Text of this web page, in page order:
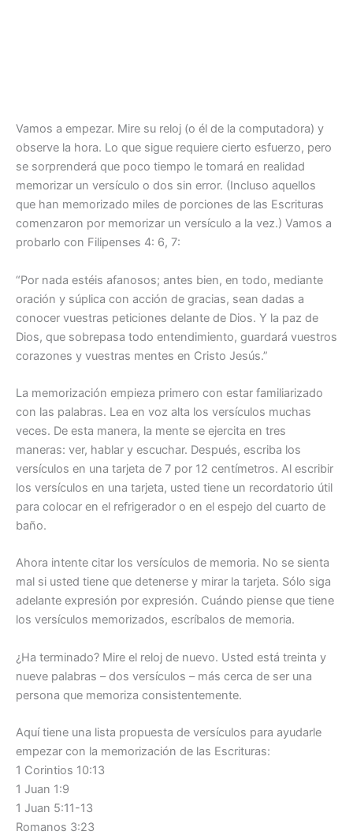
Vamos a empezar. Mire su reloj (o él de la computadora) y
observe la hora. Lo que sigue requiere cierto esfuerzo, pero
se sorprenderá que poco tiempo le tomará en realidad
memorizar un versículo o dos sin error. (Incluso aquellos
que han memorizado miles de porciones de las Escrituras
comenzaron por memorizar un versículo a la vez.) Vamos a
probarlo con Filipenses 4: 6, 7:
“Por nada estéis afanosos; antes bien, en todo, mediante
oración y súplica con acción de gracias, sean dadas a
conocer vuestras peticiones delante de Dios. Y la paz de
Dios, que sobrepasa todo entendimiento, guardará vuestros
corazones y vuestras mentes en Cristo Jesús.”
La memorización empieza primero con estar familiarizado
con las palabras. Lea en voz alta los versículos muchas
veces. De esta manera, la mente se ejercita en tres
maneras: ver, hablar y escuchar. Después, escriba los
versículos en una tarjeta de 7 por 12 centímetros. Al escribir
los versículos en una tarjeta, usted tiene un recordatorio útil
para colocar en el refrigerador o en el espejo del cuarto de
baño.
Ahora intente citar los versículos de memoria. No se sienta
mal si usted tiene que detenerse y mirar la tarjeta. Sólo siga
adelante expresión por expresión. Cuándo piense que tiene
los versículos memorizados, escríbalos de memoria.
¿Ha terminado? Mire el reloj de nuevo. Usted está treinta y
nueve palabras – dos versículos – más cerca de ser una
persona que memoriza consistentemente.
Aquí tiene una lista propuesta de versículos para ayudarle
empezar con la memorización de las Escrituras:
1 Corintios 10:13
1 Juan 1:9
1 Juan 5:11-13
Romanos 3:23